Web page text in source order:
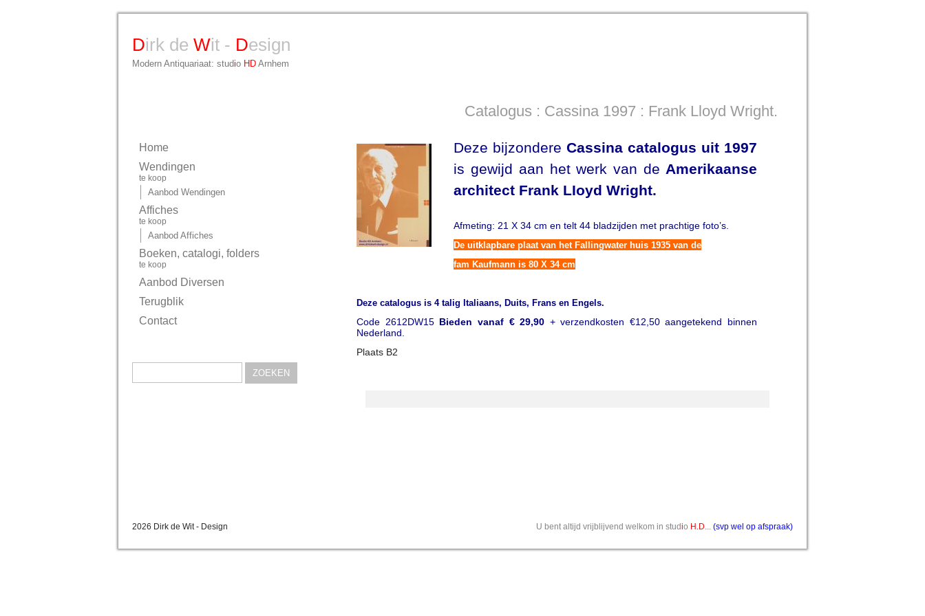
Dirk de Wit - Design
Modern Antiquariaat: studio HD Arnhem
Catalogus : Cassina 1997 : Frank Lloyd Wright.
Deze bijzondereCassina catalogus uit 1997
is gewijd aan het werk van de Amerikaanse
architect Frank LIoyd Wright.
Afmeting: 21 X 34 cm en telt 44 bladzijden met prachtige foto’s.
De uitklapbare plaat van het Fallingwater huis 1935 van de
fam Kaufmann is 80 X 34 cm
Deze catalogus is 4 talig Italiaans, Duits, Frans en Engels.
Code 2612DW15 Bieden vanaf € 29,90 + verzendkosten €12,50 aangetekend binnen
Nederland.
Plaats B2
Home
Wendingen
te koop
Aanbod Wendingen
Affiches
te koop
Aanbod Affiches
Boeken, catalogi, folders
te koop
Aanbod Diversen
Terugblik
Contact
naar:
2026 Dirk de Wit - Design U bent altijd vrijblijvend welkom in studio H.D... (svp wel op afspraak)